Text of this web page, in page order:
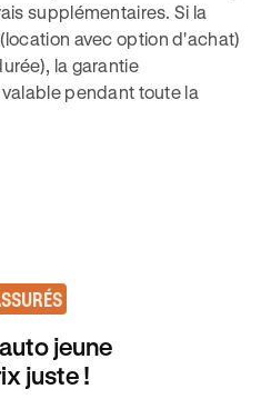
supplémentaires. Si la
(location avec option d'achat)
la garantie
pendant toute la
jeune
juste !